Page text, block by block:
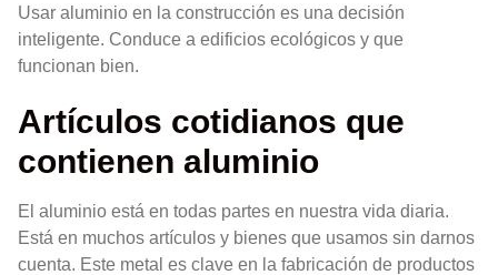
Usar aluminio en la construcción es una decisión
inteligente. Conduce a edificios ecológicos y que
funcionan bien.
Artículos cotidianos que
contienen aluminio
El aluminio está en todas partes en nuestra vida diaria.
Está en muchos artículos y bienes que usamos sin darnos
cuenta. Este metal es clave en la fabricación de productos